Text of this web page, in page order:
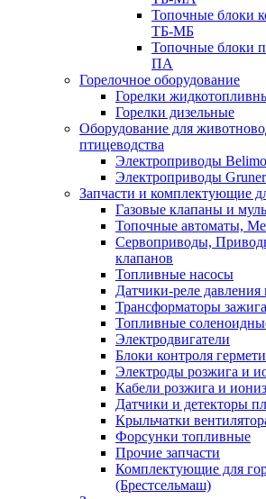
Топочные блоки
ТБ-МБ
Топочные блоки
ПА
Горелочное оборудование
Горелки
Горелки дизельные
Оборудование для
птицеводства
Электроприводы Belimo
Электроприводы Gruner
Запчасти и комплектующие
Газовые клапаны и
Топочные автоматы,
Сервоприводы,
клапанов
Топливные насосы
Датчики-реле давления
Трансформаторы
Топливные
Электродвигатели
Блоки контроля
Электроды розжига и
Кабели розжига и
Датчики и детекторы
Крыльчатки
Форсунки топливные
Прочие запчасти
Комплектующие для
(Брестсельмаш)